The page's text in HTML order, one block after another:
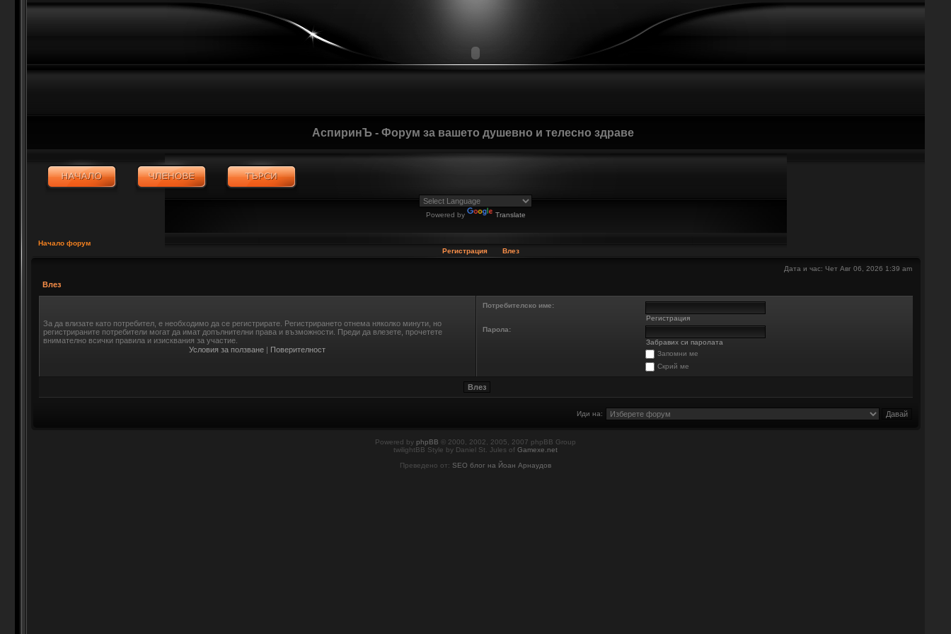
АспиринЪ - Форум за вашето душевно и телесно здраве
Powered by Translate
Начало форум
Регистрация
Влез
Дата и час: Чет Авг 06, 2026 1:39 am
Влез
За да влизате като потребител, е необходимо да се регистрирате. Регистрирането отнема няколко минути, но
регистрираните потребители могат да имат допълнителни права и възможности. Преди да влезете, прочетете
внимателно всички правила и изисквания за участие.
Условия за ползване | Поверителност
Потребителско име:
Регистрация
Парола:
Забравих си паролата
Запомни ме
Скрий ме
Иди на:
Powered by phpBB © 2000, 2002, 2005, 2007 phpBB Group
twilightBB Style by Daniel St. Jules of Gamexe.net
Преведено от: SEO блог на Йоан Арнаудов